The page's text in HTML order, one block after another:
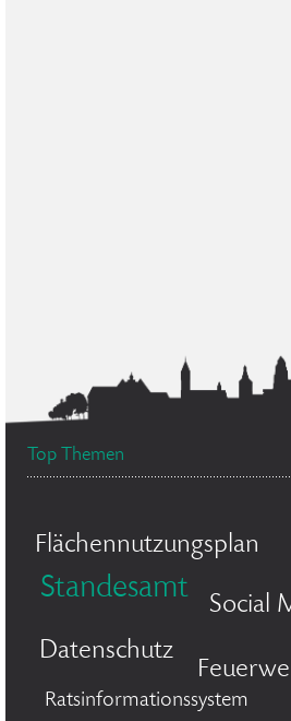
Top Themen
Flächennutzungsplan
Standesamt
Social
Datenschutz
Ratsinformationssystem